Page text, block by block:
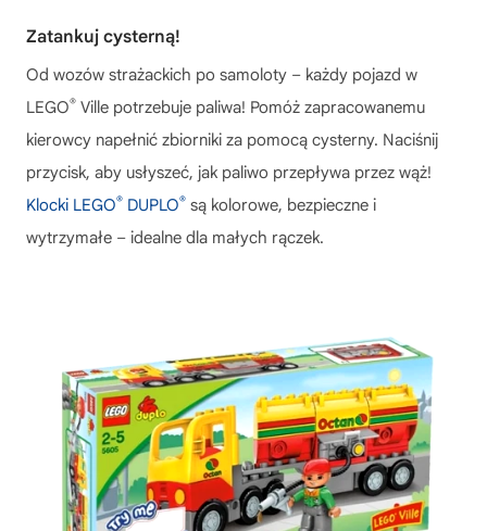
Zatankuj cysterną!
Od wozów strażackich po samoloty – każdy pojazd w
LEGO® Ville potrzebuje paliwa! Pomóż zapracowanemu
kierowcy napełnić zbiorniki za pomocą cysterny. Naciśnij
przycisk, aby usłyszeć, jak paliwo przepływa przez wąż!
Klocki LEGO® DUPLO® są kolorowe, bezpieczne i
wytrzymałe – idealne dla małych rączek.